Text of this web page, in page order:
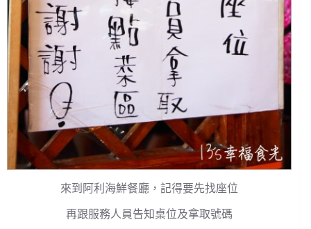
來到阿利海鮮餐廳，記得要先找座位
再跟服務人員告知桌位及拿取號碼